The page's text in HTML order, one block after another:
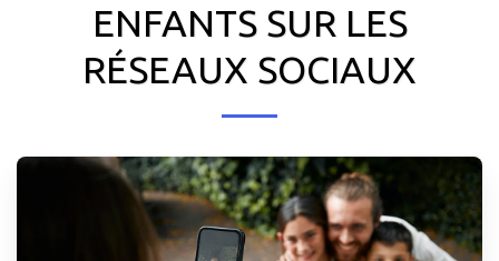
ENFANTS SUR LES
RÉSEAUX SOCIAUX